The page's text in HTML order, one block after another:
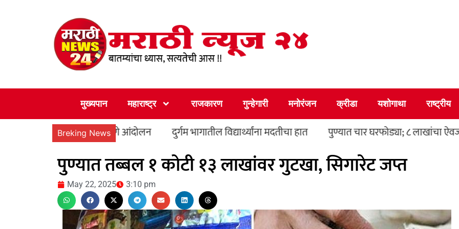
मुख्यपान महाराष्ट्र राजकारण गुन्हेगारी मनोरंजन क्रीडा यशोगाथा राष्ट्रीय
Breking News
कार्यालयासमोर धरणे आंदोलन दुर्गम भागातील विद्यार्थ्यांना मदतीचा हात पुण्यात चार घरफोड्या; ८ लाखांचा ऐवज चोरला
पुण्यात तब्बल १ कोटी १३ लाखांवर गुटखा, सिगारेट जप्त
May 22, 2025 3:10 pm